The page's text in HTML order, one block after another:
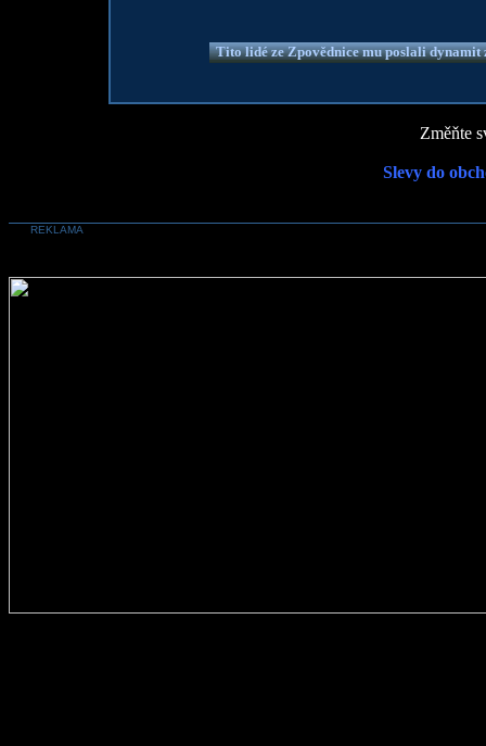
Tito lidé ze Zpovědnice mu poslali dynamit
Změňte
Slevy do
REKLAMA